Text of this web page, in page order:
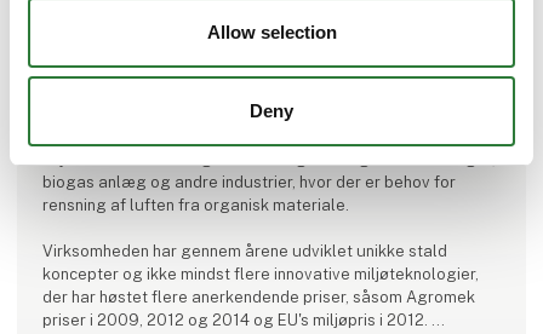
Allow selection
Deny
Produktet er tilføjet af:
Agrifarm
Luftrensning til husdyr et anden organisk materiale.
biogas anlæg og andre industrier, hvor der er behov for
rensning af luften fra organisk materiale.
Virksomheden har gennem årene udviklet unikke stald
koncepter og ikke mindst flere innovative miljøteknologier,
der har høstet flere anerkendende priser, såsom Agromek
priser i 2009, 2012 og 2014 og EU's miljøpris i 2012.